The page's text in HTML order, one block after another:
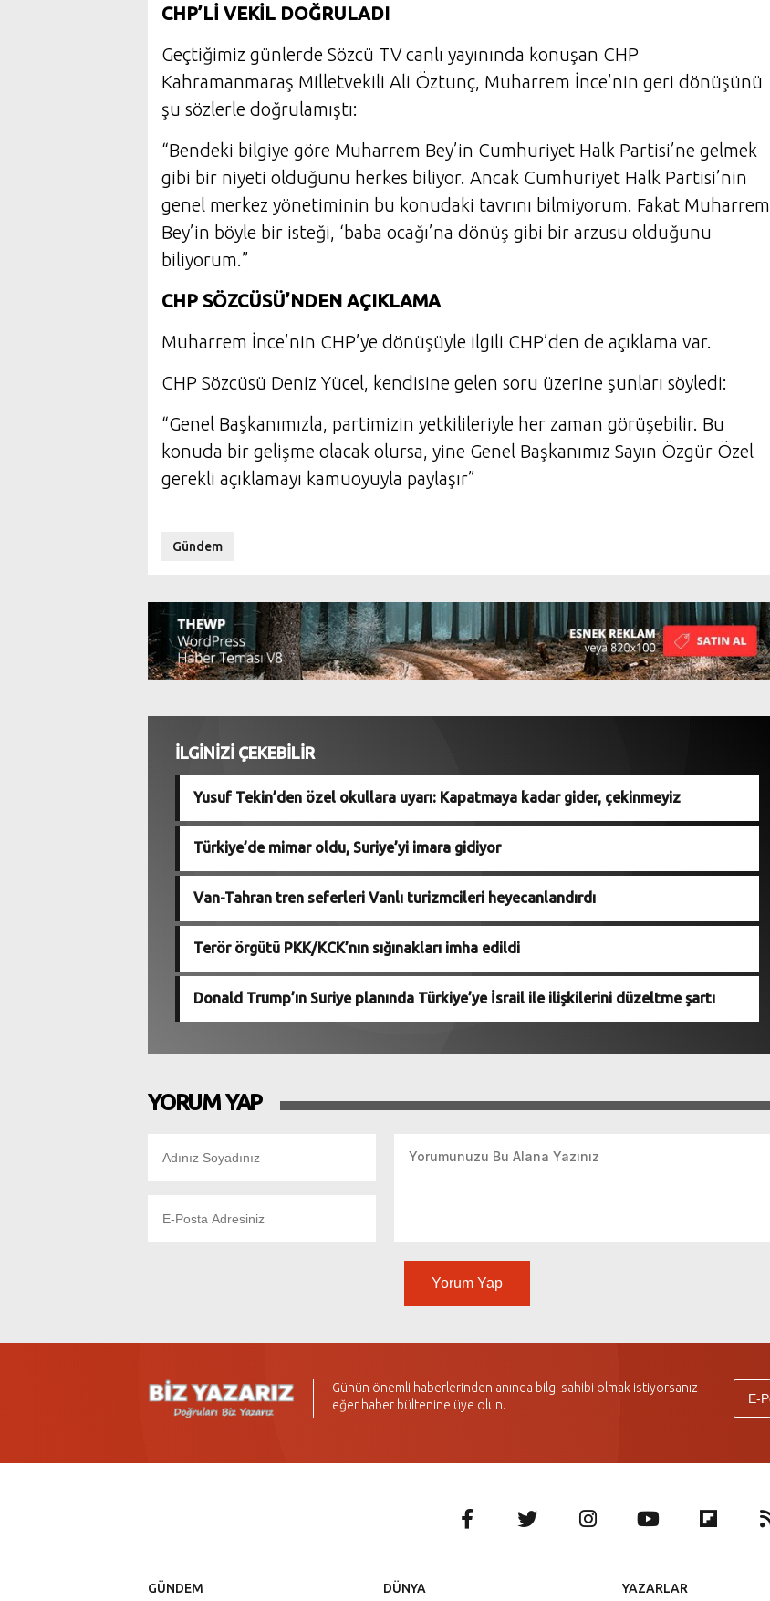
CHP’Lİ VEKİL DOĞRULADI
Geçtiğimiz günlerde Sözcü TV canlı yayınında konuşan CHP
Kahramanmaraş Milletvekili Ali Öztunç, Muharrem İnce’nin geri dönüşünü
şu sözlerle doğrulamıştı:
“Bendeki bilgiye göre Muharrem Bey’in Cumhuriyet Halk Partisi’ne gelmek
gibi bir niyeti olduğunu herkes biliyor. Ancak Cumhuriyet Halk Partisi’nin
genel merkez yönetiminin bu konudaki tavrını bilmiyorum. Fakat Muharrem
Bey’in böyle bir isteği, ‘baba ocağı’na dönüş gibi bir arzusu olduğunu
biliyorum.”
CHP SÖZCÜSÜ’NDEN AÇIKLAMA
Muharrem İnce’nin CHP’ye dönüşüyle ilgili CHP’den de açıklama var.
CHP Sözcüsü Deniz Yücel, kendisine gelen soru üzerine şunları söyledi:
“Genel Başkanımızla, partimizin yetkilileriyle her zaman görüşebilir. Bu
konuda bir gelişme olacak olursa, yine Genel Başkanımız Sayın Özgür Özel
gerekli açıklamayı kamuoyuyla paylaşır”
Gündem
İLGİNİZİ ÇEKEBİLİR
Yusuf Tekin’den özel okullara uyarı: Kapatmaya kadar gider, çekinmeyiz
Türkiye’de mimar oldu, Suriye’yi imara gidiyor
Van-Tahran tren seferleri Vanlı turizmcileri heyecanlandırdı
Terör örgütü PKK/KCK’nın sığınakları imha edildi
Donald Trump’ın Suriye planında Türkiye’ye İsrail ile ilişkilerini düzeltme şartı
YORUM YAP
Yorum Yap
Günün önemli haberlerinden anında bilgi sahibi olmak istiyorsanız
eğer haber bültenine üye olun.
GÜNDEM DÜNYA YAZARLAR